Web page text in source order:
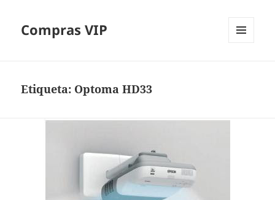
Compras VIP
Etiqueta: Optoma HD33